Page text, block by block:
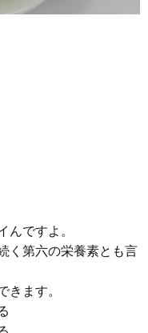
んですよ。
く第六の栄養素とも言
きます。